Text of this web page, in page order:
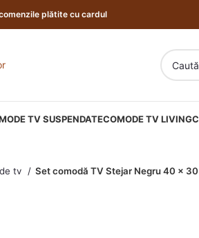
plătite cu cardul
TV SUSPENDATECOMODE TV LIVING
tv Set comodă TV Stejar Negru 40 x